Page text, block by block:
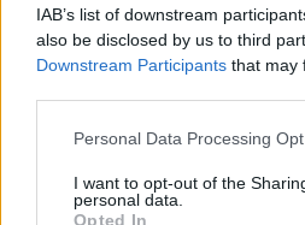
IAB’s list of downstream
also be disclosed by us to third
Downstream Participants that may
Please note that this website/app
not limited to your visit or usage
grant or deny consent to Google
Personal Data Processing
I want to opt-out of the
personal data.
Opted In